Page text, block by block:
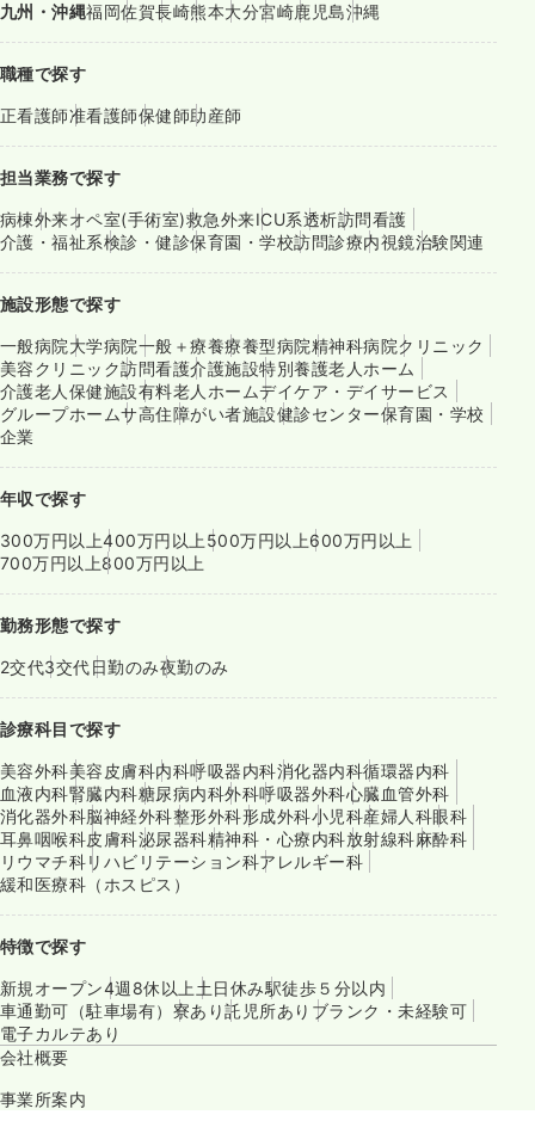
九州・沖縄福岡佐賀長崎熊本大分宮崎鹿児島沖縄
職種で探す
正看護師准看護師保健師助産師
担当業務で探す
病棟外来オペ室(手術室)救急外来ICU系透析訪問看護
介護・福祉系検診・健診保育園・学校訪問診療内視鏡治験関連
施設形態で探す
一般病院大学病院一般＋療養療養型病院精神科病院クリニック
美容クリニック訪問看護介護施設特別養護老人ホーム
介護老人保健施設有料老人ホームデイケア・デイサービス
グループホームサ高住障がい者施設健診センター保育園・学校
企業
年収で探す
300万円以上400万円以上 500万円以上600万円以上
700万円以上800万円以上
勤務形態で探す
2交代3交代日勤のみ夜勤のみ
診療科目で探す
美容外科美容皮膚科内科呼吸器内科消化器内科循環器内科
血液内科腎臓内科糖尿病内科外科呼吸器外科心臓血管外科
消化器外科脳神経外科整形外科形成外科小児科産婦人科眼科
耳鼻咽喉科皮膚科泌尿器科精神科・心療内科放射線科麻酔科
リウマチ科リハビリテーション科アレルギー科
緩和医療科（ホスピス）
特徴で探す
新規オープン4週8休以上 土日休み駅徒歩５分以内
車通勤可（駐車場有） 寮あり託児所あり ブランク・未経験可
電子カルテあり
会社概要
事業所案内